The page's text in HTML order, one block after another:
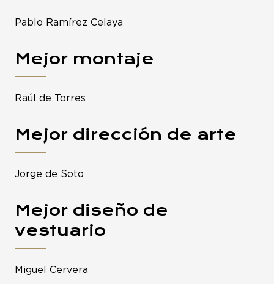
Pablo Ramírez Celaya
Mejor montaje
Raúl de Torres
Mejor dirección de arte
Jorge de Soto
Mejor diseño de
vestuario
Miguel Cervera